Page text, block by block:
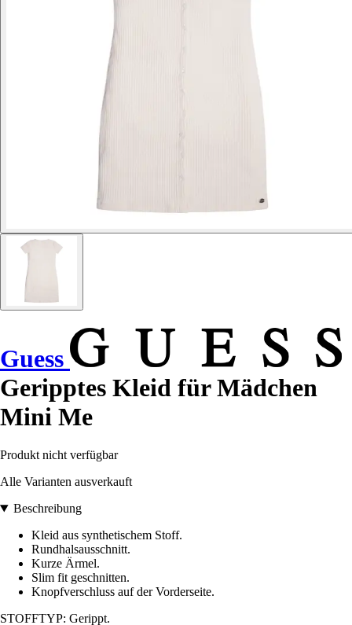
Guess
Geripptes Kleid für Mädchen
Mini Me
Produkt nicht verfügbar
Alle Varianten ausverkauft
Beschreibung
Kleid aus synthetischem Stoff.
Rundhalsausschnitt.
Kurze Ärmel.
Slim fit geschnitten.
Knopfverschluss auf der Vorderseite.
STOFFTYP: Gerippt.